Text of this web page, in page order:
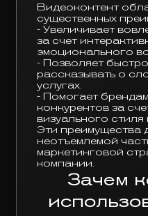
Видеоконтент
существенных
- Увеличивает
за счет
эмоционального
- Позволяет
рассказывать о
услугах.
- Помогает
конкурентов за
визуального
Эти преимущества
неотъемлемой
маркетинговой
компании.
Зачем